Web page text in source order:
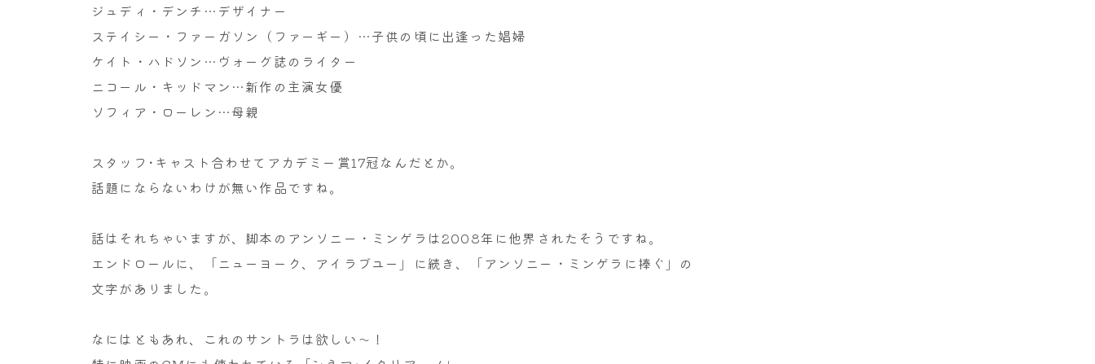
ジュディ・デンチ…デザイナー
ステイシー・ファーガソン（ファーギー）…子供の頃に出逢った娼婦
ケイト・ハドソン…ヴォーグ誌のライター
ニコール・キッドマン…新作の主演女優
ソフィア・ローレン…母親
スタッフ･キャスト合わせてアカデミー賞17冠なんだとか。
話題にならないわけが無い作品ですね。
話はそれちゃいますが、脚本のアンソニー・ミンゲラは2008年に他界されたそうですね。
エンドロールに、「ニューヨーク、アイラブユー」に続き、「アンソニー・ミンゲラに捧ぐ」の
文字がありました。
なにはともあれ、これのサントラは欲しい～！